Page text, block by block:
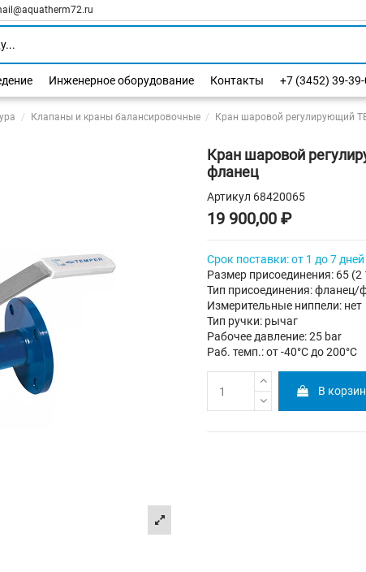
Инженерное оборудование Контакты +7 (3452) 39-39-
Клапаны и краны балансировочные Кран шаровой регулирующий
Кран шаровой
фланец
Артикул 68420065
19 900,00 ₽
Срок поставки: от 1 до 7 дней
Размер присоединения: 65 (2
Тип присоединения: фланец/
Измерительные ниппели: нет
Тип ручки: рычаг
Рабочее давление: 25 bar
Раб. темп.: от -40°C до 200°C
В